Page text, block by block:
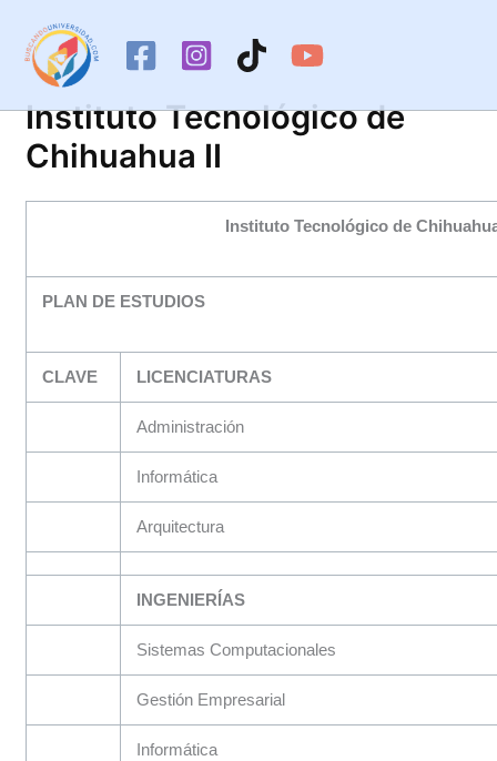
contenido
Instituto Tecnológico de
Chihuahua II
Instituto Tecnológico de
PLAN DE ESTUDIOS
CLAVE LICENCIATURAS
Administración
Informática
Arquitectura
INGENIERÍAS
Sistemas Computacionales
Gestión Empresarial
Informática